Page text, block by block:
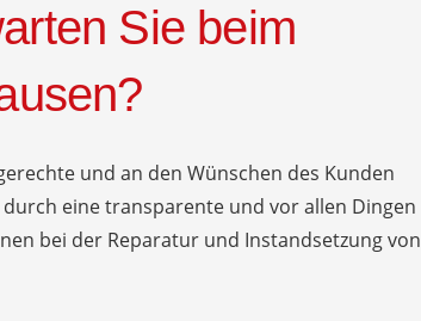
Sie beim
und an den Wünschen des Kunden
eine transparente und vor allen Dingen
bei der Reparatur und Instandsetzung von